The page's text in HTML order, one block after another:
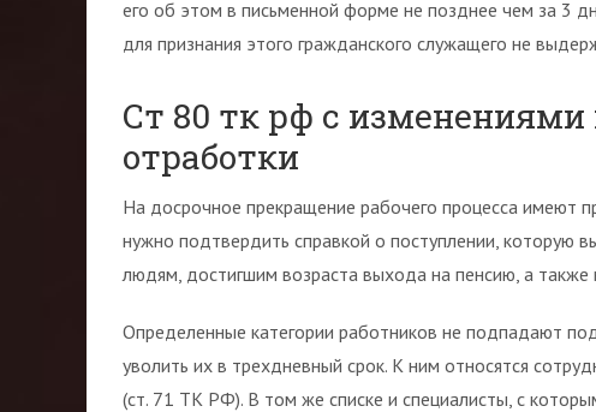
его об этом в письменной форме не позднее чем за 3
для признания этого гражданского служащего не
Ст 80 тк рф с изменениями
отработки
На досрочное прекращение рабочего процесса имеют
нужно подтвердить справкой о поступлении, которую
людям, достигшим возраста выхода на пенсию, а
Определенные категории работников не подпадают
уволить их в трехдневный срок. К ним относятся
(ст. 71 ТК РФ). В том же списке и специалисты, с